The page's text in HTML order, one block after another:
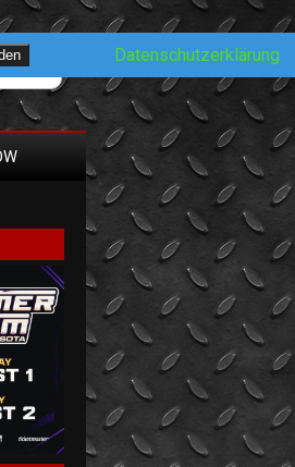
Datenschutzerklärung